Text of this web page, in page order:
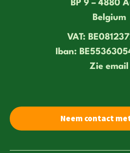
Neem contact
Belgium
VAT:
Iban:
Zie email